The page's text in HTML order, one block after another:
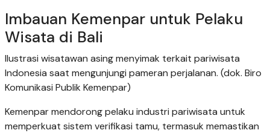
Imbauan Kemenpar untuk Pelaku
Wisata di Bali
Ilustrasi wisatawan asing menyimak terkait pariwisata
Indonesia saat mengunjungi pameran perjalanan. (dok. Biro
Komunikasi Publik Kemenpar)
Kemenpar mendorong pelaku industri pariwisata untuk
memperkuat sistem verifikasi tamu, termasuk memastikan